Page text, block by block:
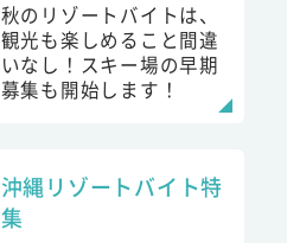
秋のリゾートバイトは、
観光も楽しめること間違
いなし！スキー場の早期
募集も開始します！
沖縄リゾートバイト特
集